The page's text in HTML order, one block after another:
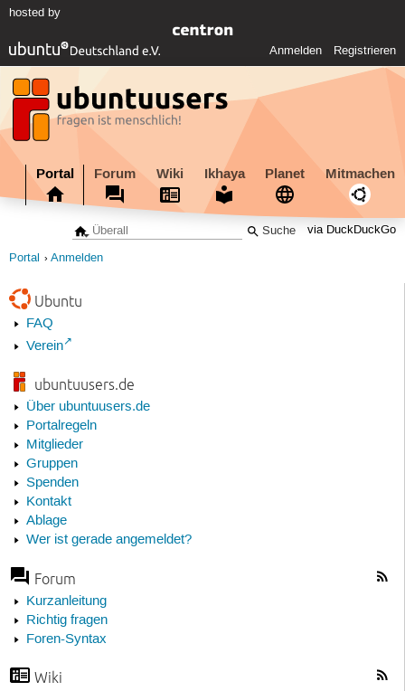
hosted by
Anmelden Registrieren
Portal Forum Wiki Ikhaya Planet Mitmachen
via DuckDuckGo
Portal Anmelden
Ubuntu
FAQ
Verein
ubuntuusers.de
Über ubuntuusers.de
Portalregeln
Mitglieder
Gruppen
Spenden
Kontakt
Ablage
Wer ist gerade angemeldet?
Forum
Kurzanleitung
Richtig fragen
Foren-Syntax
Wiki